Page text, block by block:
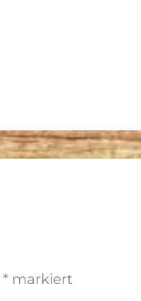
* markiert